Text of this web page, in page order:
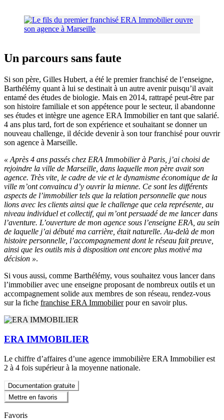
Un parcours sans faute
Si son père, Gilles Hubert, a été le premier franchisé de l’enseigne,
Barthélémy quant à lui se destinait à un autre avenir puisqu’il avait
entamé des études de biologie. Mais en 2014, rattrapé peut-être par
son histoire familiale et son appétence pour le secteur, il abandonne
ses études et intègre une agence ERA Immobilier en tant que salarié.
4 ans plus tard, fort de son expérience et souhaitant se donner un
nouveau challenge, il décide devenir à son tour franchisé pour ouvrir
son agence à Marseille.
« Après 4 ans passés chez ERA Immobilier à Paris, j’ai choisi de
rejoindre la ville de Marseille, dans laquelle mon père avait son
agence. Très vite, le cadre de vie et le dynamisme économique de la
ville m’ont convaincu d’y ouvrir la mienne. Ce sont les différents
aspects de l’immobilier tels que la relation personnelle que nous
lions avec les clients ainsi que le challenge que cela représente, au
niveau individuel et collectif, qui m’ont persuadé de me lancer dans
l’aventure. L’ouverture de mon agence sous l’enseigne ERA, au sein
de laquelle j’ai débuté ma carrière, était naturelle. Au-delà de mon
histoire personnelle, l’accompagnement dont le réseau fait preuve,
ainsi que les outils mis à disposition ont encore plus motivé ma
décision ».
Si vous aussi, comme Barthélémy, vous souhaitez vous lancer dans
l’immobilier avec une enseigne proposant de nombreux outils et un
accompagnement solide aux membres de son réseau, rendez-vous
sur la fiche franchise ERA Immobilierpour en savoir plus.
ERA IMMOBILIER
Le chiffre d’affaires d’une agence immobilière ERA Immobilier est
2 à 4 fois supérieur à la moyenne nationale.
Documentation gratuite
Mettre en favoris
Favoris